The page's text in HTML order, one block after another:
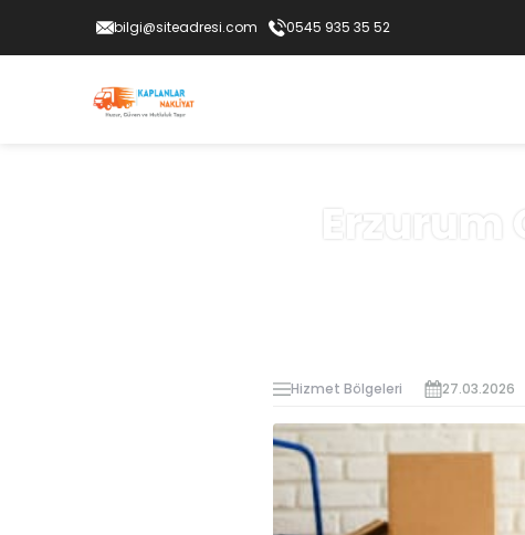
bilgi@siteadresi.com 0545 935 35 52
Hizmet Bölgeleri 27.03.2026